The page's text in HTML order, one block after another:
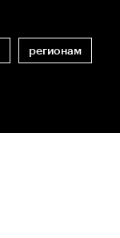
регионам